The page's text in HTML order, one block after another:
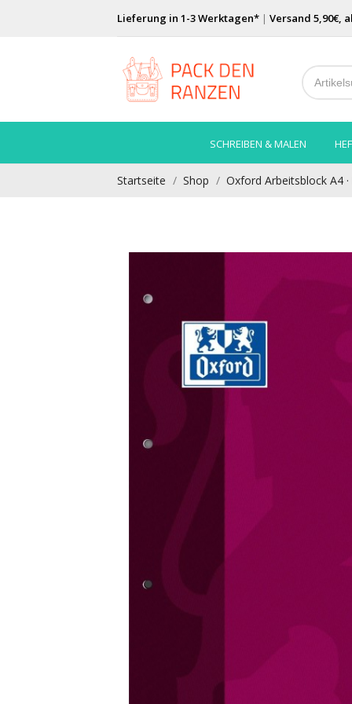
Lieferung in 1-3 Werktagen* |Versand 5,90€,
SCHREIBEN & MALEN
Startseite Shop Oxford Arbeitsblock A4